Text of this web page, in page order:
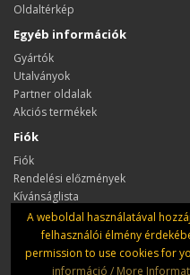
A weboldal használatával
felhasználói élmény
permission to use cookies for
információ / More
Oldaltérkép
Egyéb információk
Gyártók
Utalványok
Partner oldalak
Akciós termékek
Fiók
Fiók
Rendelési előzmények
Kívánságlista
Hírlevél